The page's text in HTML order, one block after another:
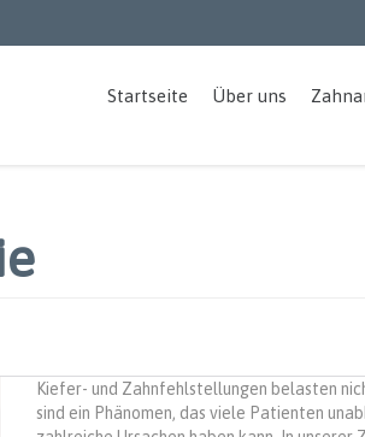
Startseite Über uns
Kiefer- und Zahnfehlstellungen belasten
sind ein Phänomen, das viele Patienten